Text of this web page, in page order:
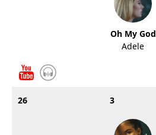
Oh My God
Adele
26 3